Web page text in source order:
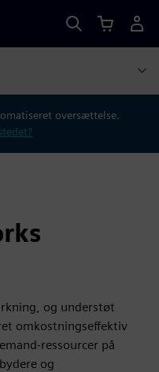
oversættelse.
og understøt
omkostningseffektiv
ressourcer på
og